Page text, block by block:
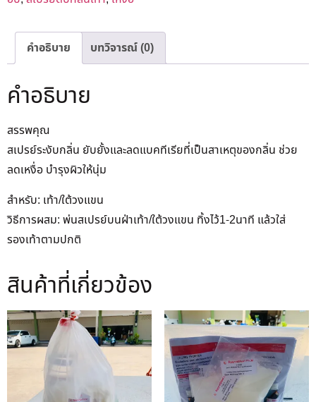
คำอธิบาย บทวิจารณ์ (0)
คำอธิบาย
สรรพคุณ
สเปรย์ระงับกลิ่น ยับยั้งและลดแบคทีเรียที่เป็นสาเหตุของกลิ่น ช่วย
ลดเหงื่อ บำรุงผิวให้นุ่ม
สำหรับ: เท้า/ใต้วงแขน
วิธีการผสม: พ่นสเปรย์บนฝ่าเท้า/ใต้วงแขน ทิ้งไว้1-2นาที แล้วใส่
รองเท้าตามปกติ
สินค้าที่เกี่ยวข้อง